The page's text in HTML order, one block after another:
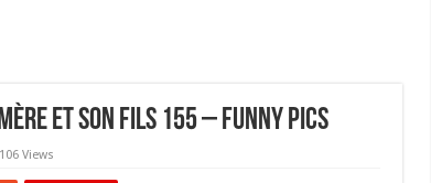
Et Son Fils 155 – Funny Pics
106 Views